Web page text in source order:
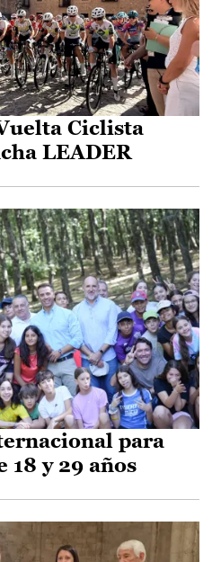
Ciclista
LEADER
para
18 y 29 años